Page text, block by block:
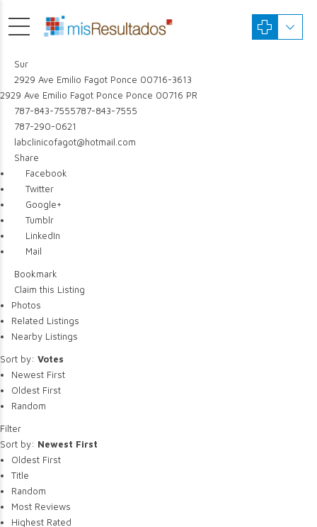
Sur
2929 Ave Emilio Fagot Ponce 00716-3613
2929 Ave Emilio Fagot Ponce Ponce 00716 PR
787-843-7555787-843-7555
787-290-0621
labclinicofagot@hotmail.com
Share
Facebook
Twitter
Google+
Tumblr
LinkedIn
Mail
Bookmark
Claim this Listing
Photos
Related Listings
Nearby Listings
Sort by: Votes
Newest First
Oldest First
Random
Filter
Sort by: Newest First
Oldest First
Title
Random
Most Reviews
Highest Rated